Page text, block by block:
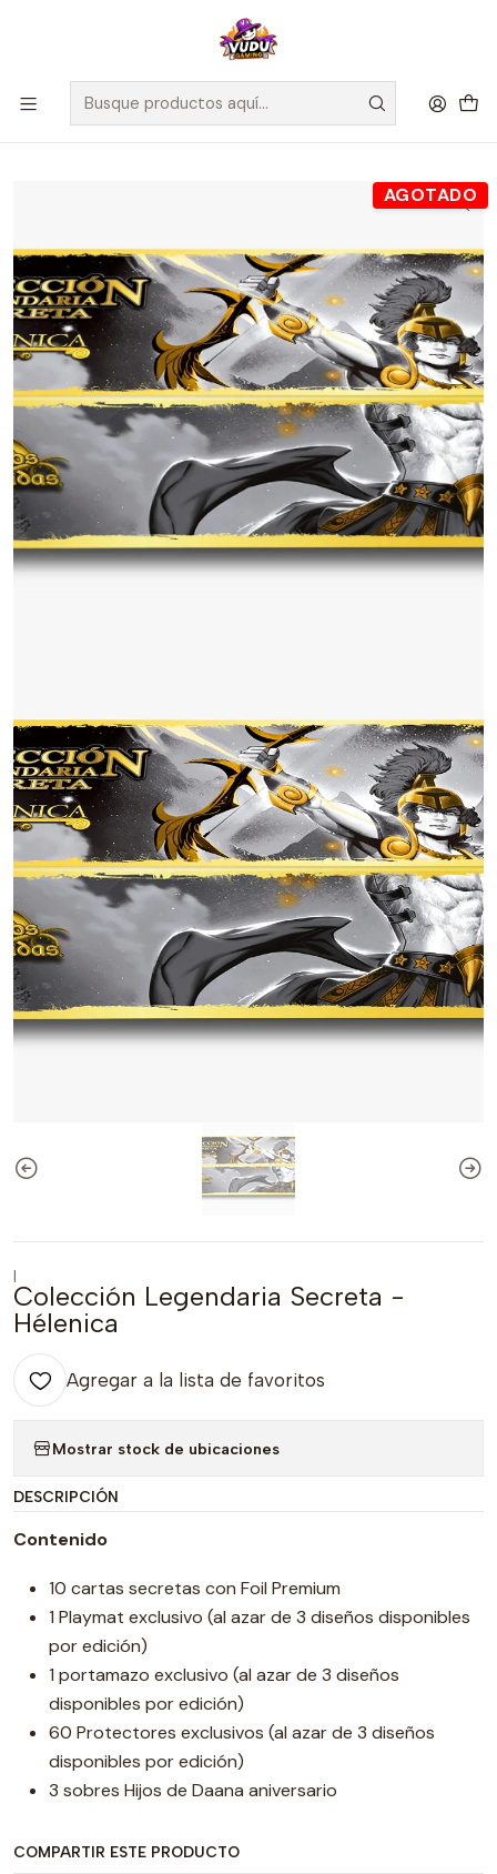
🚀 ¡Despachamos a todo Chile! Envío GRATIS a Regiones sobre
$100.000 y a RM sobre $35.000
Inicio Juegos de Cartas TCG
Mitos y Leyendas
Sellados Mitos y Leyendas
Colección Legendaria Secreta - Hélenica
AGOTADO
|
Colección Legendaria Secreta -
Hélenica
Agregar a la lista de favoritos
Mostrar stock de ubicaciones
DESCRIPCIÓN
Contenido
10 cartas secretas con Foil Premium
1 Playmat exclusivo (al azar de 3 diseños disponibles
por edición)
1 portamazo exclusivo (al azar de 3 diseños
disponibles por edición)
60 Protectores exclusivos (al azar de 3 diseños
disponibles por edición)
3 sobres Hijos de Daana aniversario
COMPARTIR ESTE PRODUCTO